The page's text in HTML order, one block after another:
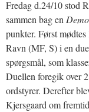
Fredag d.24/10 stod
sammen bag en
punkter. Først
Ravn (MF, S) i en
spørgsmål, som
Duellen foregik over
ordstyrer. Derefter
Kjersgaard om